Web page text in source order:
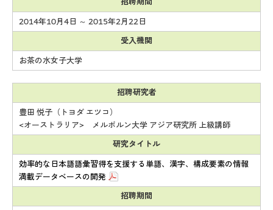
2014年10月4日 ～ 2015年2月22日
受入機関
お茶の水女子大学
招聘研究者
豊田 悦子（トヨダ エツコ）
<オーストラリア> メルボルン大学 アジア研究所 上級講師
研究タイトル
効率的な日本語語彙習得を支援する単語、漢字、構成要素の情報
満載データベースの開発
招聘期間